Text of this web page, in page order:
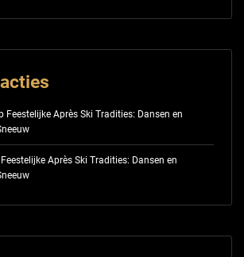
Feestelijke Après Ski Tradities: Dansen en
Feestelijke Après Ski Tradities: Dansen en